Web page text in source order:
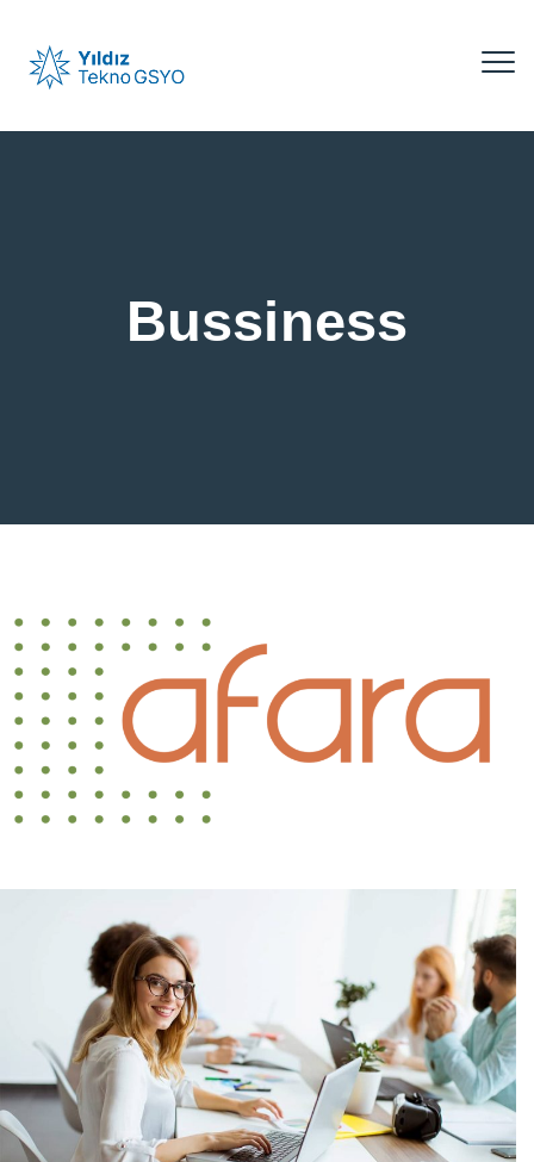
Bussiness
Afara
Bussiness, Corporate
Business Leadership
Bussiness, Project Success